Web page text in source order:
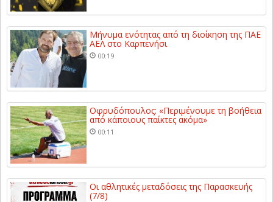
Μήνυμα ενότητας από τη διοίκηση της ΠΑΕ
ΑΕΛ στο Καρπενήσι
00:19
Οφρυδόπουλος: «Περιμένουμε τη βοήθεια
από κάποιους παίκτες ακόμα»
00:11
Οι αθλητικές μεταδόσεις της Παρασκευής
(7/8)